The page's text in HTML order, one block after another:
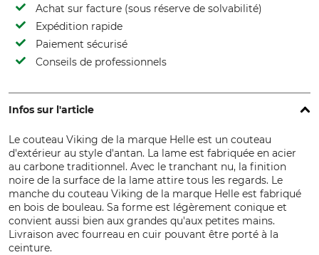
Achat sur facture (sous réserve de solvabilité)
Expédition rapide
Paiement sécurisé
Conseils de professionnels
Infos sur l'article
Le couteau Viking de la marque Helle est un couteau
d'extérieur au style d'antan. La lame est fabriquée en acier
au carbone traditionnel. Avec le tranchant nu, la finition
noire de la surface de la lame attire tous les regards. Le
manche du couteau Viking de la marque Helle est fabriqué
en bois de bouleau. Sa forme est légèrement conique et
convient aussi bien aux grandes qu'aux petites mains.
Livraison avec fourreau en cuir pouvant être porté à la
ceinture.